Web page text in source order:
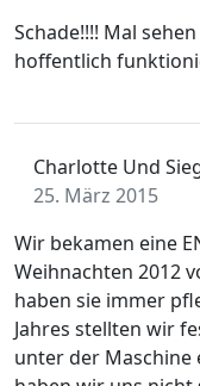
Schade!!!! Mal
hoffentlich
Charlotte Und
25. März 2015
Wir bekamen eine
Weihnachten 2012
haben sie immer
Jahres stellten wir
unter der Maschine